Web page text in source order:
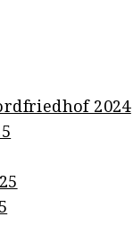
2024